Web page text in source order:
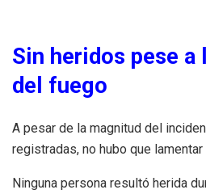
Sin heridos pese a
del fuego
A pesar de la magnitud del
registradas, no hubo que
Ninguna persona resultó herida